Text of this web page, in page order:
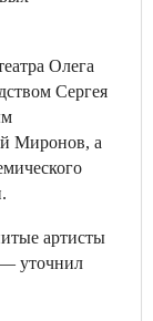
Олега
Сергея
Миронов, а
артисты
уточнил